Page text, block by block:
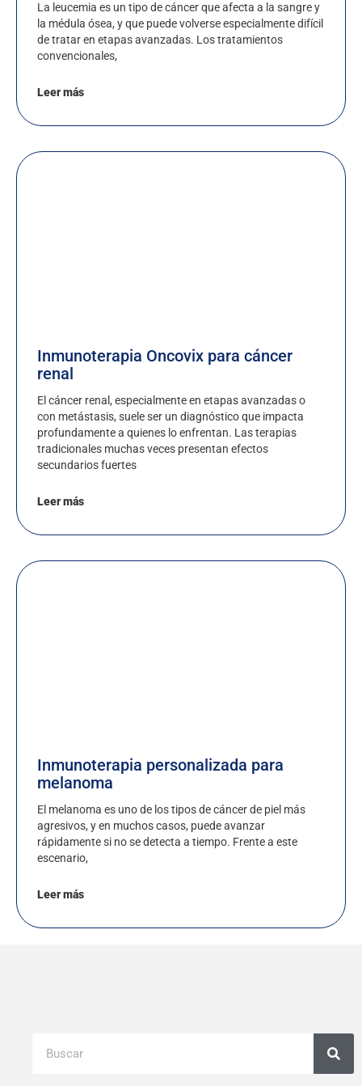
La leucemia es un tipo de cáncer que afecta a la sangre y
la médula ósea, y que puede volverse especialmente difícil
de tratar en etapas avanzadas. Los tratamientos
convencionales,
Leer más
Inmunoterapia Oncovix para cáncer
renal
El cáncer renal, especialmente en etapas avanzadas o
con metástasis, suele ser un diagnóstico que impacta
profundamente a quienes lo enfrentan. Las terapias
tradicionales muchas veces presentan efectos
secundarios fuertes
Leer más
Inmunoterapia personalizada para
melanoma
El melanoma es uno de los tipos de cáncer de piel más
agresivos, y en muchos casos, puede avanzar
rápidamente si no se detecta a tiempo. Frente a este
escenario,
Leer más